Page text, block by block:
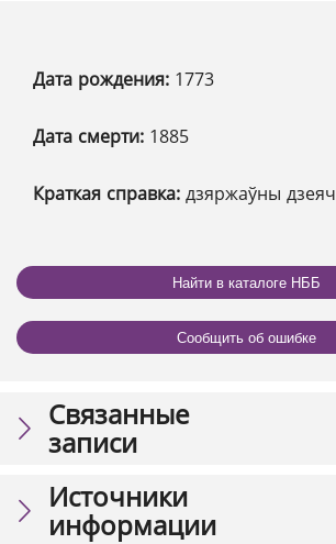
Дата рождения: 1773
Дата смерти: 1885
Краткая справка: дзяржаўны дзеяч
Найти в каталоге НББ
Сообщить об ошибке
Связанные
записи
Источники
информации